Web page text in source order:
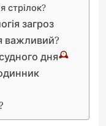
стрілок?
загроз
важливий?
дня